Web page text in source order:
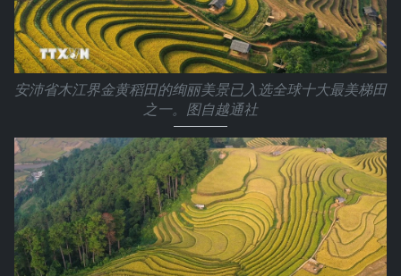
安沛省木江界金黄稻田的绚丽美景已入选全球十大最美梯田
之一。图自越通社